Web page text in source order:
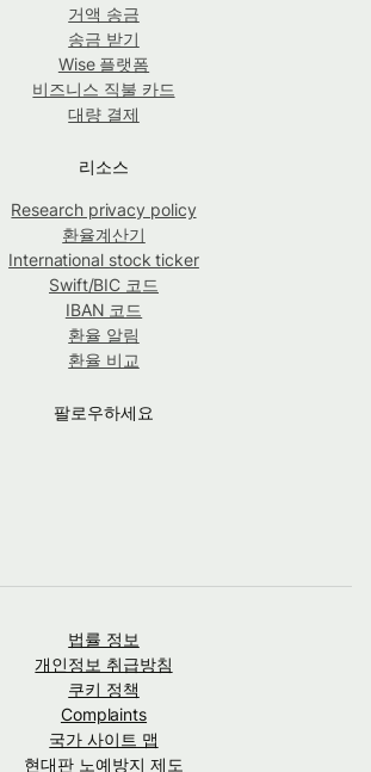
거액 송금
송금 받기
Wise 플랫폼
비즈니스 직불 카드
대량 결제
리소스
Research privacy policy
환율계산기
International stock ticker
Swift/BIC 코드
IBAN 코드
환율 알림
환율 비교
팔로우하세요
법률 정보
개인정보 취급방침
쿠키 정책
Complaints
국가 사이트 맵
현대판 노예방지 제도